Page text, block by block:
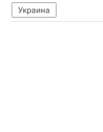
Украина